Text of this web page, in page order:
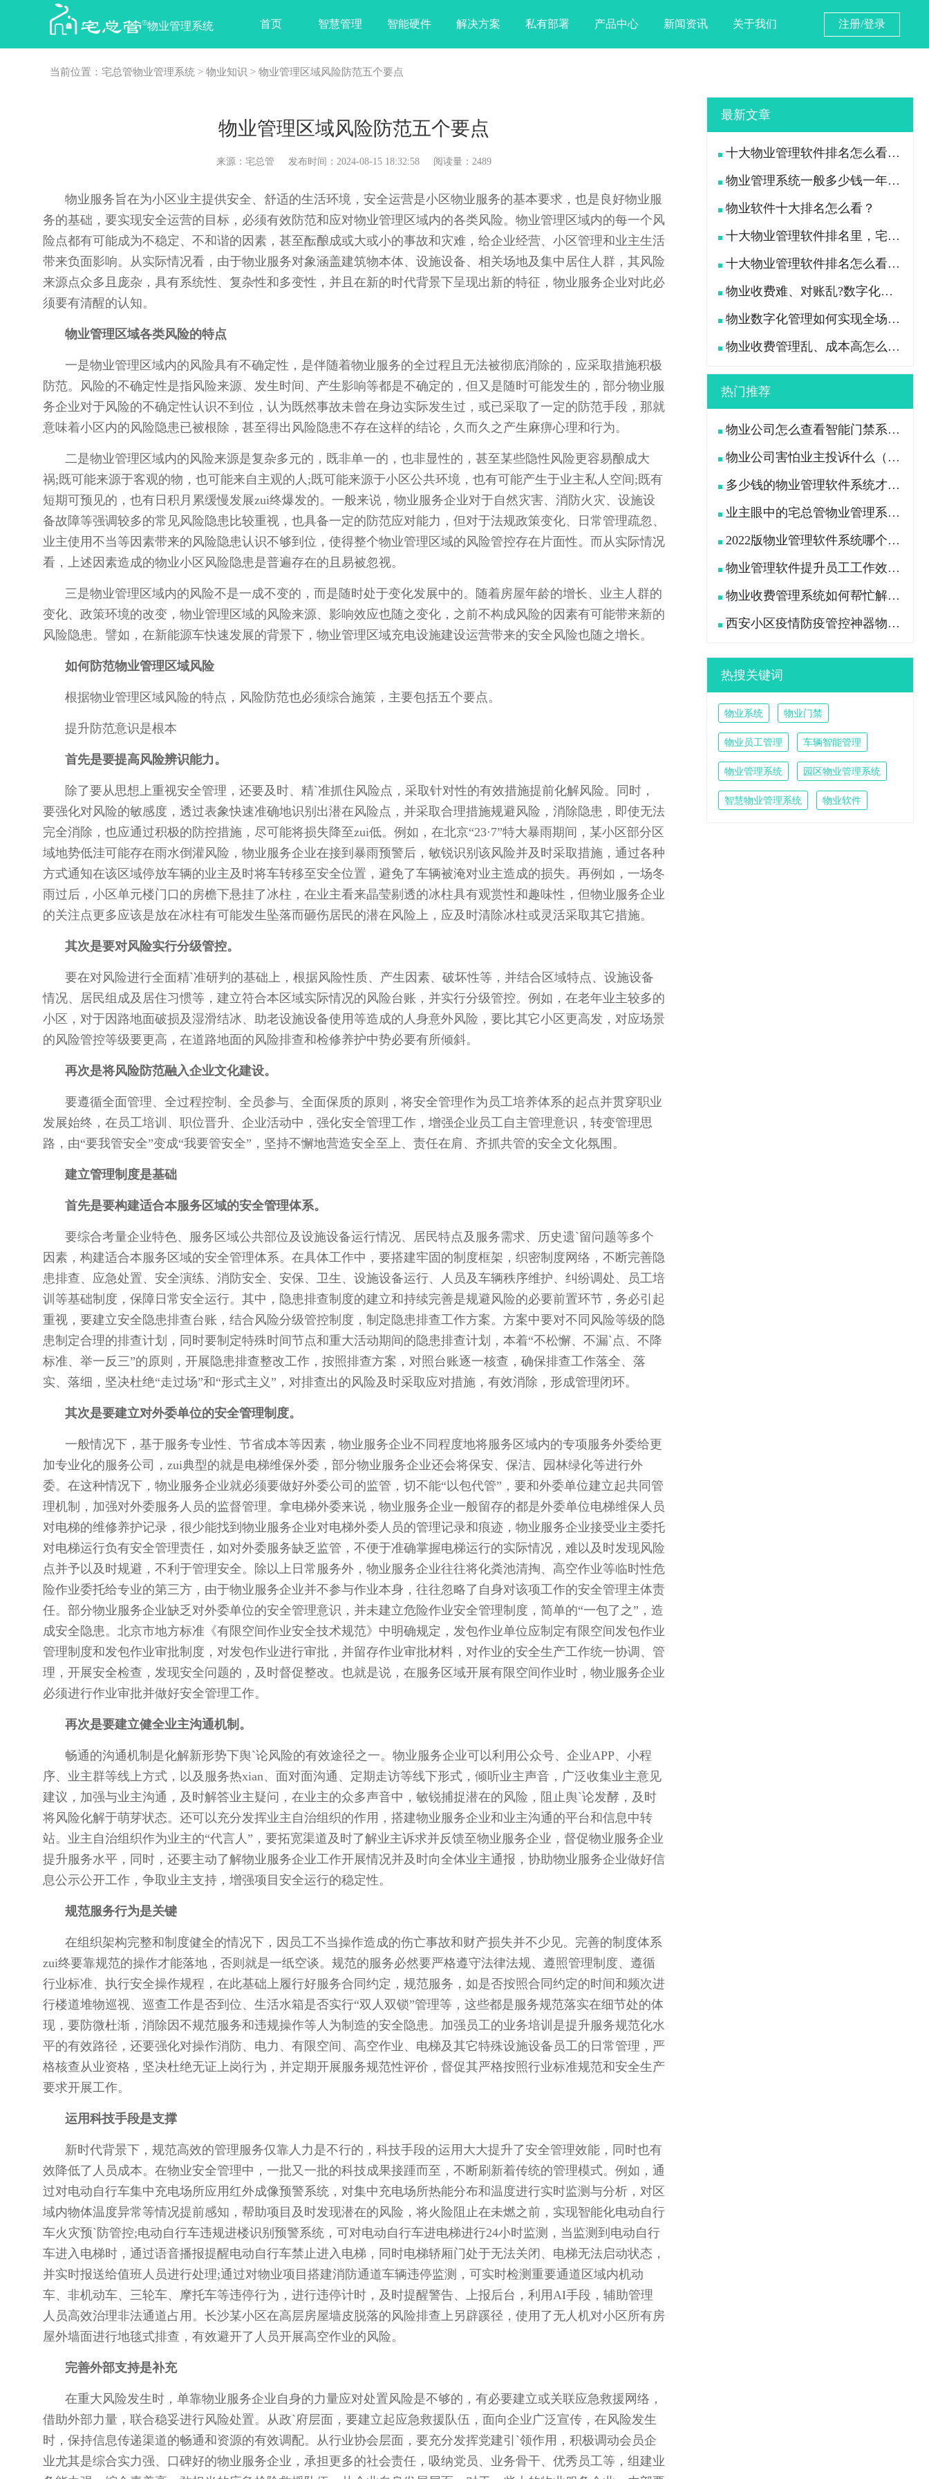
物业管理系统 首页 智慧管理 智能硬件 解决方案 私有部署 产品中心 新闻资讯 关于我们 注册/登录
当前位置： 宅总管物业管理系统 > 物业知识 > 物业管理区域风险防范五个要点
物业管理区域风险防范五个要点
来源：宅总管 发布时间：2024-08-15 18:32:58 阅读量：2489
物业服务旨在为小区业主提供安全、舒适的生活环境，安全运营是小区物业服务的基本要求，也是良好物业服
务的基础，要实现安全运营的目标，必须有效防范和应对物业管理区域内的各类风险。物业管理区域内的每一个风
险点都有可能成为不稳定、不和谐的因素，甚至酝酿成或大或小的事故和灾难，给企业经营、小区管理和业主生活
带来负面影响。从实际情况看，由于物业服务对象涵盖建筑物本体、设施设备、相关场地及集中居住人群，其风险
来源点众多且庞杂，具有系统性、复杂性和多变性，并且在新的时代背景下呈现出新的特征，物业服务企业对此必
须要有清醒的认知。
物业管理区域各类风险的特点
一是物业管理区域内的风险具有不确定性，是伴随着物业服务的全过程且无法被彻底消除的，应采取措施积极
防范。风险的不确定性是指风险来源、发生时间、产生影响等都是不确定的，但又是随时可能发生的，部分物业服
务企业对于风险的不确定性认识不到位，认为既然事故未曾在身边实际发生过，或已采取了一定的防范手段，那就
意味着小区内的风险隐患已被根除，甚至得出风险隐患不存在这样的结论，久而久之产生麻痹心理和行为。
二是物业管理区域内的风险来源是复杂多元的，既非单一的，也非显性的，甚至某些隐性风险更容易酿成大
祸;既可能来源于客观的物，也可能来自主观的人;既可能来源于小区公共环境，也有可能产生于业主私人空间;既有
短期可预见的，也有日积月累缓慢发展zui终爆发的。一般来说，物业服务企业对于自然灾害、消防火灾、设施设
备故障等强调较多的常见风险隐患比较重视，也具备一定的防范应对能力，但对于法规政策变化、日常管理疏忽、
业主使用不当等因素带来的风险隐患认识不够到位，使得整个物业管理区域的风险管控存在片面性。而从实际情况
看，上述因素造成的物业小区风险隐患是普遍存在的且易被忽视。
三是物业管理区域内的风险不是一成不变的，而是随时处于变化发展中的。随着房屋年龄的增长、业主人群的
变化、政策环境的改变，物业管理区域的风险来源、影响效应也随之变化，之前不构成风险的因素有可能带来新的
风险隐患。譬如，在新能源车快速发展的背景下，物业管理区域充电设施建设运营带来的安全风险也随之增长。
如何防范物业管理区域风险
根据物业管理区域风险的特点，风险防范也必须综合施策，主要包括五个要点。
提升防范意识是根本
首先是要提高风险辨识能力。
除了要从思想上重视安全管理，还要及时、精`准抓住风险点，采取针对性的有效措施提前化解风险。同时，
要强化对风险的敏感度，透过表象快速准确地识别出潜在风险点，并采取合理措施规避风险，消除隐患，即使无法
完全消除，也应通过积极的防控措施，尽可能将损失降至zui低。例如，在北京“23·7”特大暴雨期间，某小区部分区
域地势低洼可能存在雨水倒灌风险，物业服务企业在接到暴雨预警后，敏锐识别该风险并及时采取措施，通过各种
方式通知在该区域停放车辆的业主及时将车转移至安全位置，避免了车辆被淹对业主造成的损失。再例如，一场冬
雨过后，小区单元楼门口的房檐下悬挂了冰柱，在业主看来晶莹剔透的冰柱具有观赏性和趣味性，但物业服务企业
的关注点更多应该是放在冰柱有可能发生坠落而砸伤居民的潜在风险上，应及时清除冰柱或灵活采取其它措施。
其次是要对风险实行分级管控。
要在对风险进行全面精`准研判的基础上，根据风险性质、产生因素、破坏性等，并结合区域特点、设施设备
情况、居民组成及居住习惯等，建立符合本区域实际情况的风险台账，并实行分级管控。例如，在老年业主较多的
小区，对于因路地面破损及湿滑结冰、助老设施设备使用等造成的人身意外风险，要比其它小区更高发，对应场景
的风险管控等级要更高，在道路地面的风险排查和检修养护中势必要有所倾斜。
再次是将风险防范融入企业文化建设。
要遵循全面管理、全过程控制、全员参与、全面保质的原则，将安全管理作为员工培养体系的起点并贯穿职业
发展始终，在员工培训、职位晋升、企业活动中，强化安全管理工作，增强企业员工自主管理意识，转变管理思
路，由“要我管安全”变成“我要管安全”，坚持不懈地营造安全至上、责任在肩、齐抓共管的安全文化氛围。
建立管理制度是基础
首先是要构建适合本服务区域的安全管理体系。
要综合考量企业特色、服务区域公共部位及设施设备运行情况、居民特点及服务需求、历史遗`留问题等多个
因素，构建适合本服务区域的安全管理体系。在具体工作中，要搭建牢固的制度框架，织密制度网络，不断完善隐
患排查、应急处置、安全演练、消防安全、安保、卫生、设施设备运行、人员及车辆秩序维护、纠纷调处、员工培
训等基础制度，保障日常安全运行。其中，隐患排查制度的建立和持续完善是规避风险的必要前置环节，务必引起
重视，要建立安全隐患排查台账，结合风险分级管控制度，制定隐患排查工作方案。方案中要对不同风险等级的隐
患制定合理的排查计划，同时要制定特殊时间节点和重大活动期间的隐患排查计划，本着“不松懈、不漏`点、不降
标准、举一反三”的原则，开展隐患排查整改工作，按照排查方案，对照台账逐一核查，确保排查工作落全、落
实、落细，坚决杜绝“走过场”和“形式主义”，对排查出的风险及时采取应对措施，有效消除，形成管理闭环。
其次是要建立对外委单位的安全管理制 度。
一般情况下，基于服务专业性、节省成本等因素，物业服务企业不同程度地将服务区域内的专项服务外委给更
加专业化的服务公司，zui典型的就是电梯维保外委，部分物业服务企业还会将保安、保洁、园林绿化等进行外
委。在这种情况下，物业服务企业就必须要做好外委公司的监管，切不能“以包代管”，要和外委单位建立起共同管
理机制，加强对外委服务人员的监督管理。拿电梯外委来说，物业服务企业一般留存的都是外委单位电梯维保人员
对电梯的维修养护记录，很少能找到物业服务企业对电梯外委人员的管理记录和痕迹，物业服务企业接受业主委托
对电梯运行负有安全管理责任，如对外委服务缺乏监管，不便于准确掌握电梯运行的实际情况，难以及时发现风险
点并予以及时规避，不利于管理安全。除以上日常服务外，物业服务企业往往将化粪池清掏、高空作业等临时性危
险作业委托给专业的第三方，由于物业服务企业并不参与作业本身，往往忽略了自身对该项工作的安全管理主体责
任。部分物业服务企业缺乏对外委单位的安全管理意识，并未建立危险作业安全管理制度，简单的“一包了之”，造
成安全隐患。北京市地方标准《有限空间作业安全技术规范》中明确规定，发包作业单位应制定有限空间发包作业
管理制度和发包作业审批制度，对发包作业进行审批，并留存作业审批材料，对作业的安全生产工作统一协调、管
理，开展安全检查，发现安全问题的，及时督促整改。也就是说，在服务区域开展有限空间作业时，物业服务企业
必须进行作业审批并做好安全管理工作。
再次是要建立健全业主沟通机制。
畅通的沟通机制是化解新形势下舆`论风险的有效途径之一。物业服务企业可以利用公众号、企业APP、小程
序、业主群等线上方式，以及服务热xian、面对面沟通、定期走访等线下形式，倾听业主声音，广泛收集业主意见
建议，加强与业主沟通，及时解答业主疑问，在业主的众多声音中，敏锐捕捉潜在的风险，阻止舆`论发酵，及时
将风险化解于萌芽状态。还可以充分发挥业主自治组织的作用，搭建物业服务企业和业主沟通的平台和信息中转
站。业主自治组织作为业主的“代言人”，要拓宽渠道及时了解业主诉求并反馈至物业服务企业，督促物业服务企业
提升服务水平，同时，还要主动了解物业服务企业工作开展情况并及时向全体业主通报，协助物业服务企业做好信
息公示公开工作，争取业主支持，增强项目安全运行的稳定性。
规范服务行为是关键
在组织架构完整和制度健全的情况下，因员工不当操作造成的伤亡事故和财产损失并不少见。完善的制度体系
zui终要靠规范的操作才能落地，否则就是一纸空谈。规范的服务必然要严格遵守法律法规、遵照管理制度、遵循
行业标准、执行安全操作规程，在此基础上履行好服务合同约定，规范服务，如是否按照合同约定的时间和频次进
行楼道堆物巡视、巡查工作是否到位、生活水箱是否实行“双人双锁”管理等，这些都是服务规范落实在细节处的体
现，要防微杜渐，消除因不规范服务和违规操作等人为制造的安全隐患。加强员工的业务培训是提升服务规范化水
平的有效路径，还要强化对操作消防、电力、有限空间、高空作业、电梯及其它特殊设施设备员工的日常管理，严
格核查从业资格，坚决杜绝无证上岗行为，并定期开展服务规范性评价，督促其严格按照行业标准规范和安全生产
要求开展工作。
运用科技手段是支撑
新时代背景下，规范高效的管理服务仅靠人力是不行的，科技手段的运用大大提升了安全管理效能，同时也有
效降低了人员成本。在物业安全管理中，一批又一批的科技成果接踵而至，不断刷新着传统的管理模式。例如，通
过对电动自行车集中充电场所应用红外成像预警系统，对集中充电场所热能分布和温度进行实时监测与分析，对区
域内物体温度异常等情况提前感知，帮助项目及时发现潜在的风险，将火险阻止在未燃之前，实现智能化电动自行
车火灾预`防管控;电动自行车违规进楼识别预警系统，可对电动自行车进电梯进行24小时监测，当监测到电动自行
车进入电梯时，通过语音播报提醒电动自行车禁止进入电梯，同时电梯轿厢门处于无法关闭、电梯无法启动状态，
并实时报送给值班人员进行处理;通过对物业项目搭建消防通道车辆违停监测，可实时检测重要通道区域内机动
车、非机动车、三轮车、摩托车等违停行为，进行违停计时，及时提醒警告、上报后台，利用AI手段，辅助管理
人员高效治理非法通道占用。长沙某小区在高层房屋墙皮脱落的风险排查上另辟蹊径，使用了无人机对小区所有房
屋外墙面进行地毯式排查，有效避开了人员开展高空作业的风险。
完善外部支持是补充
在重大风险发生时，单靠物业服务企业自身的力量应对处置风险是不够的，有必要建立或关联应急救援网络，
借助外部力量，联合稳妥进行风险处置。从政`府层面，要建立起应急救援队伍，面向企业广泛宣传，在风险发生
时，保持信息传递渠道的畅通和资源的有效调配。从行业协会层面，要充分发挥党建引`领作用，积极调动会员企
业尤其是综合实力强、口碑好的物业服务企业，承担更多的社会责任，吸纳党员、业务骨干、优秀员工等，组建业
最新文章
十大物业管理软件排名怎么看？宅总管靠什么在榜上站住脚？
物业管理系统一般多少钱一年？宅总管一年费用多少？
物业软件十大排名怎么看？
十大物业管理软件排名里，宅总管凭什么被300多家物业公司选择？
十大物业管理软件排名怎么看？宅总管凭什么能进榜？
物业收费难、对账乱?数字化手段如何落地解决
物业数字化管理如何实现全场景高效管控？
物业收费管理乱、成本高怎么办？
热门推荐
物业公司怎么查看智能门禁系统中行人及车辆出入记录
物业公司害怕业主投诉什么（业主用什么办法“治”物业公司）
多少钱的物业管理软件系统才是功能全且好用的？
业主眼中的宅总管物业管理系统APP是什么样的?
2022版物业管理软件系统哪个好（挑选物业软件看这7点）
物业管理软件提升员工工作效率、减轻工作压力
物业收费管理系统如何帮忙解决物业公司收费困难问题
西安小区疫情防疫管控神器物业管理系统
热搜关键词
物业系统 物业门禁
物业员工管理 车辆智能管理
物业管理系统 园区物业管理系统
智慧物业管理系统 物业软件